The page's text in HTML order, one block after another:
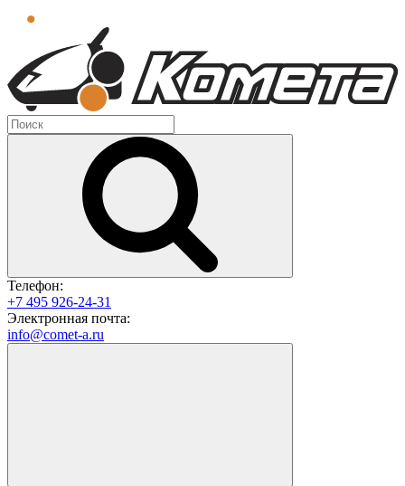
Телефон:
+7 495 926-24-31
Электронная почта:
info@comet-a.ru